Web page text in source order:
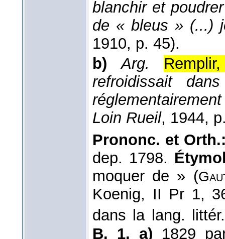
blanchir et
de « bleus » (...)
1910, p. 45).
b)
Arg.
refroidissait
Loin Rueil, 1944,
Prononc. et
dep. 1798.
moquer de » (
Koenig, II Pr 1,
dans la lang.
B. 1. a) 1829